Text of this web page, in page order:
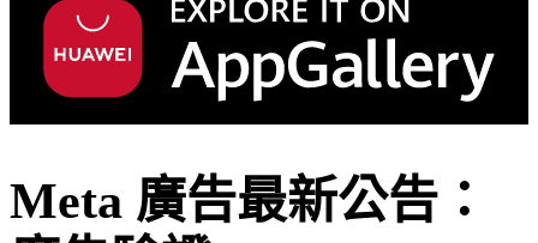
Meta 廣告最新公告：